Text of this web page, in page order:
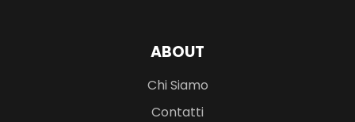
ABOUT
Chi Siamo
Contatti